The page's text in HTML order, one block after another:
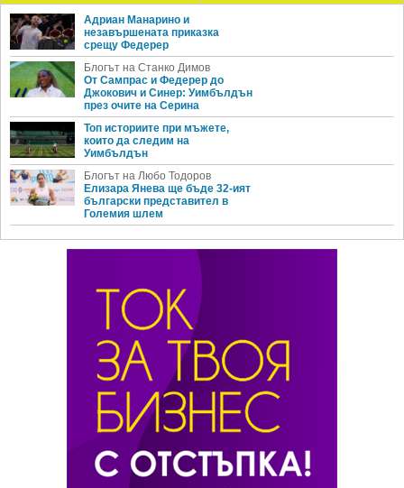
Адриан Манарино и
незавършената приказка
срещу Федерер
Блогът на Станко Димов
От Сампрас и Федерер до
Джокович и Синер: Уимбълдън
през очите на Серина
Топ историите при мъжете,
които да следим на
Уимбълдън
Блогът на Любо Тодоров
Елизара Янева ще бъде 32-ият
български представител в
Големия шлем